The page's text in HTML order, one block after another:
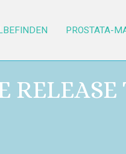
PROSTATA-